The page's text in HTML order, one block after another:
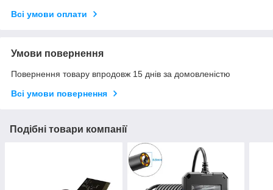
Всі умови оплати
Умови повернення
Повернення товару впродовж 15 днів за домовленістю
Всі умови повернення
Подібні товари компанії